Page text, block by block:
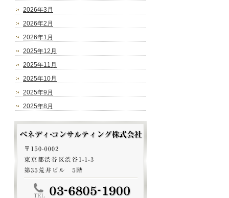
2026年3月
2026年2月
2026年1月
2025年12月
2025年11月
2025年10月
2025年9月
2025年8月